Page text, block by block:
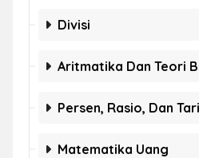
Divisi
Aritmatika Dan Teori
Persen, Rasio, Dan
Matematika Uang